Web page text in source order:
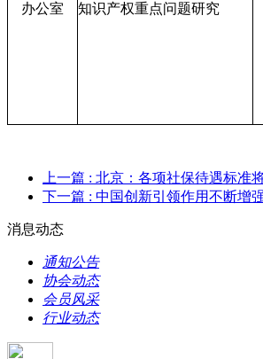
办公室 知识产权重点问题研究
上一篇 : 北京：各项社保待遇标准
下一篇 : 中国创新引领作用不断增
消息动态
通知公告
协会动态
会员风采
行业动态